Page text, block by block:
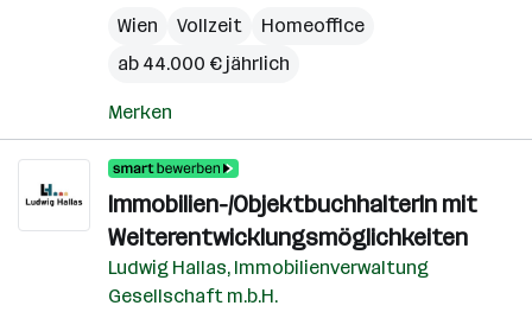
Wien
Vollzeit
Homeoffice
ab 44.000 € jährlich
Merken
Immobilien-/ObjektbuchhalterIn mit
Weiterentwicklungsmöglichkeiten
Ludwig Hallas, Immobilienverwaltung
Gesellschaft m.b.H.